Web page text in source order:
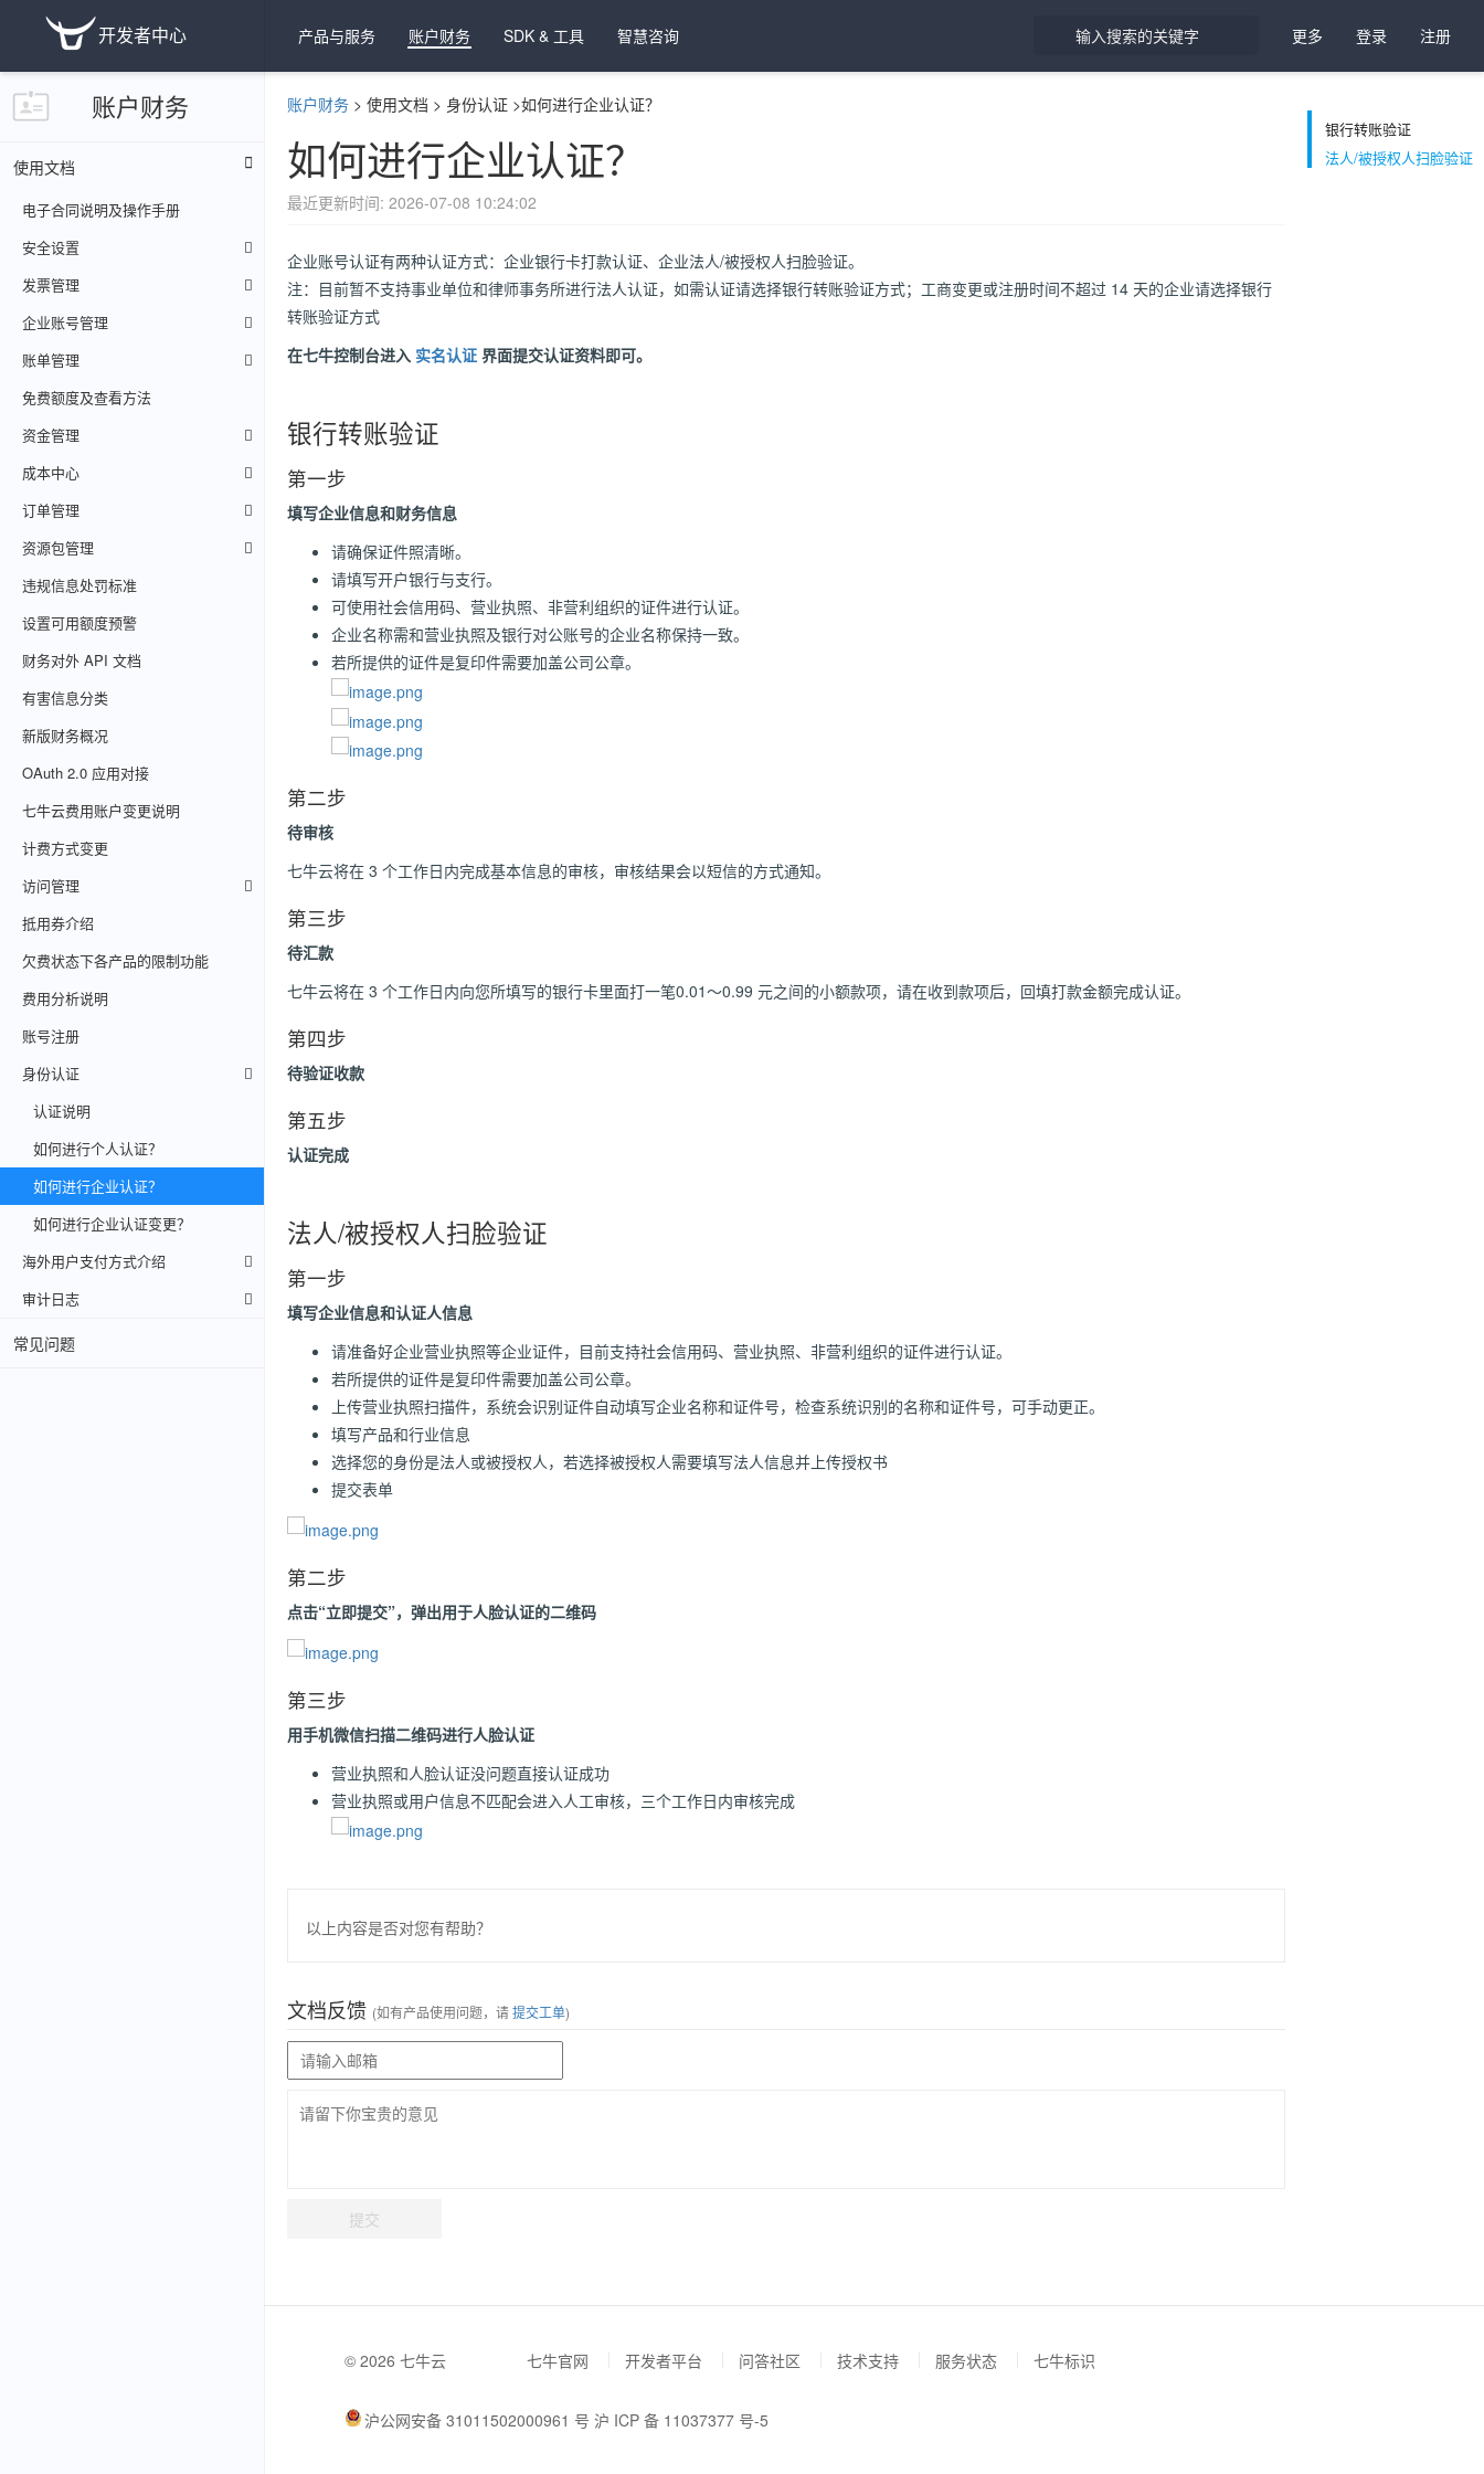
开发者中心 产品与服务 账户财务 SDK & 工具 智慧咨询 更多 登录 注册
账户财务
使用文档
电子合同说明及操作手册
安全设置
发票管理
企业账号管理
账单管理
免费额度及查看方法
资金管理
成本中心
订单管理
资源包管理
违规信息处罚标准
设置可用额度预警
财务对外 API 文档
有害信息分类
新版财务概况
OAuth 2.0 应用对接
七牛云费用账户变更说明
计费方式变更
访问管理
抵用券介绍
欠费状态下各产品的限制功能
费用分析说明
账号注册
身份认证
认证说明
如何进行个人认证？
如何进行企业认证？
如何进行企业认证变更？
海外用户支付方式介绍
审计日志
常见问题
账户财务 > 使用文档 > 身份认证 >如何进行企业认证？
如何进行企业认证？
最近更新时间: 2026-07-08 10:24:02
企业账号认证有两种认证方式：企业银行卡打款认证、企业法人/被授权人扫脸验证。
注：目前暂不支持事业单位和律师事务所进行法人认证，如需认证请选择银行转账验证方式；工商变更或注册时间不超过 14 天的企业请选择银行
转账验证方式
在七牛控制台进入 实名认证 界面提交认证资料即可。
银行转账验证
第一步
填写企业信息和财务信息
请确保证件照清晰。
请填写开户银行与支行。
可使用社会信用码、营业执照、非营利组织的证件进行认证。
企业名称需和营业执照及银行对公账号的企业名称保持一致。
若所提供的证件是复印件需要加盖公司公章。
第二步
待审核
七牛云将在 3 个工作日内完成基本信息的审核，审核结果会以短信的方式通知。
第三步
待汇款
七牛云将在 3 个工作日内向您所填写的银行卡里面打一笔0.01～0.99 元之间的小额款项，请在收到款项后，回填打款金额完成认证。
第四步
待验证收款
第五步
认证完成
法人/被授权人扫脸验证
第一步
填写企业信息和认证人信息
请准备好企业营业执照等企业证件，目前支持社会信用码、营业执照、非营利组织的证件进行认证。
若所提供的证件是复印件需要加盖公司公章。
上传营业执照扫描件，系统会识别证件自动填写企业名称和证件号，检查系统识别的名称和证件号，可手动更正。
填写产品和行业信息
选择您的身份是法人或被授权人，若选择被授权人需要填写法人信息并上传授权书
提交表单
第二步
点击“立即提交”，弹出用于人脸认证的二维码
第三步
用手机微信扫描二维码进行人脸认证
营业执照和人脸认证没问题直接认证成功
营业执照或用户信息不匹配会进入人工审核，三个工作日内审核完成
以上内容是否对您有帮助？
文档反馈 (如有产品使用问题，请提交工单)
提交
银行转账验证
法人/被授权人扫脸验证
© 2026 七牛云 七牛官网 开发者平台 问答社区 技术支持 服务状态 七牛标识
沪公网安备 31011502000961 号 沪 ICP 备 11037377 号-5